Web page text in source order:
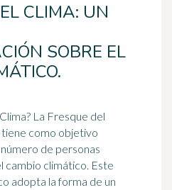
CLIMA: UN
SOBRE EL
La Fresque del
tiene como objetivo
de personas
climático. Este
adopta la forma de un